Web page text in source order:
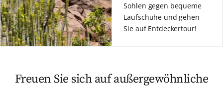
Sohlen gegen bequeme
Laufschuhe und gehen
Sie auf Entdeckertour!
Freuen Sie sich auf außergewöhnliche